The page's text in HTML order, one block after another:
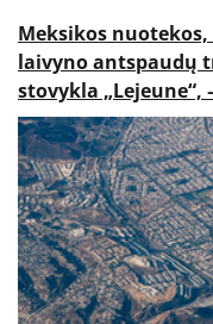
Meksikos
laivyno antspaudų
stovykla „Lejeune“,